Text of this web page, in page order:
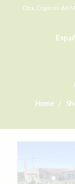
Ctra. Cogeces del
Home